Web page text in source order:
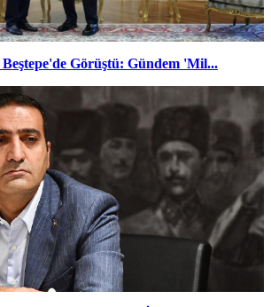
Görüştü: Gündem 'Mil...